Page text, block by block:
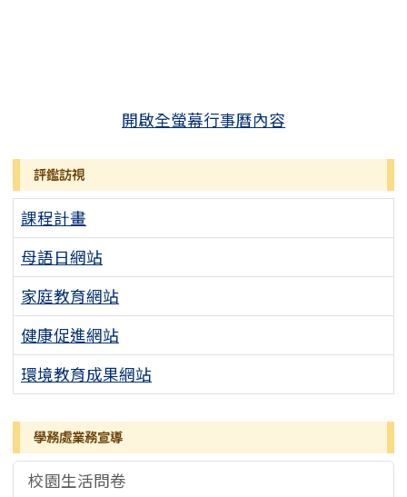
開啟全螢幕行事曆內容
評鑑訪視
課程計畫
母語日網站
家庭教育網站
健康促進網站
環境教育成果網站
學務處業務宣導
校園生活問卷